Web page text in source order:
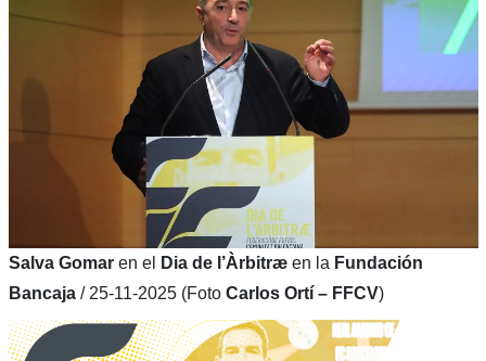
Salva Gomaren el Dia de l’Àrbitræen la Fundación
Bancaja / 25-11-2025 (Foto Carlos Ortí – FFCV)